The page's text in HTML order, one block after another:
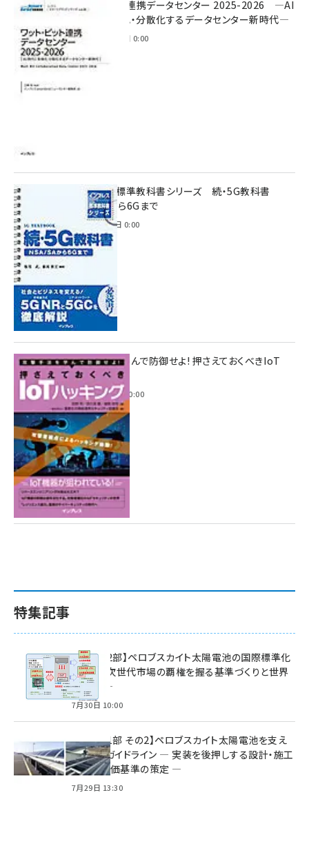
ワット・ビット連携データセンター 2025-2026 ―AI
時代に多様化・分散化するデータセンター新時代―
2025年11月28日 0:00
インプレス標準教科書シリーズ 続・5G教科書
NSA/SAから6Gまで
2023年4月3日 0:00
攻撃手法を学んで防御せよ! 押さえておくべきIoT
ハッキング
2022年6月14日 0:00
特集記事
特集【第2部】ペロブスカイト太陽電池の国際標準化
戦略 ― 次世代市場の覇権を握る基準づくりと世界
の動向 ―
7月30日 10:00
特集【第1部 その2】ペロブスカイト太陽電池を支え
る2つのガイドライン ― 実装を後押しする設計・施工
方針と評価基準の策定 ―
7月29日 13:30